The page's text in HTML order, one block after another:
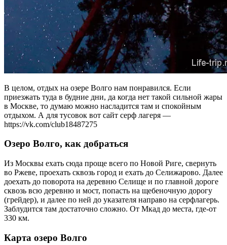
В целом, отдых на озере Волго нам понравился. Если
приезжать туда в будние дни, да когда нет такой сильной жары
в Москве, то думаю можно насладится там и спокойным
отдыхом. А для тусовок вот сайт серф лагеря —
https://vk.com/club18487275
Озеро Волго, как добраться
Из Москвы ехать сюда проще всего по Новой Риге, свернуть
во Ржеве, проехать сквозь город и ехать до Селижарово. Далее
доехать до поворота на деревню Селище и по главной дороге
сквозь всю деревню и мост, попасть на щебеночную дорогу
(грейдер), и далее по ней до указателя направо на серфлагерь.
Заблудится там достаточно сложно. От Мкад до места, где-от
330 км.
Карта озеро Волго